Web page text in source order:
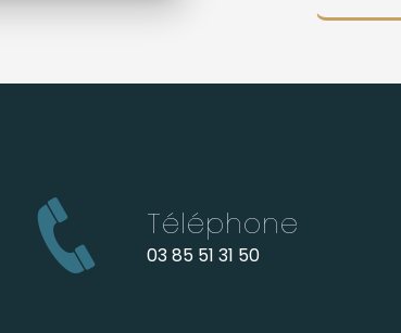
Téléphone
03 85 51 31 50